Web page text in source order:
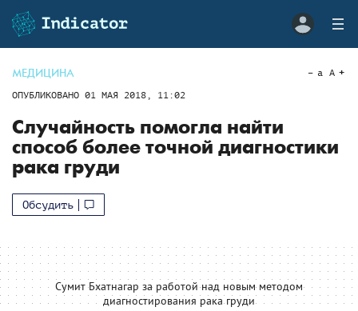
МЕДИЦИНА
ОПУБЛИКОВАНО 01 МАЯ 2018, 11:02
a A
Случайность помогла найти
способ более точной диагностики
рака груди
Обсудить
Сумит Бхатнагар за работой над новым методом
диагностирования рака груди